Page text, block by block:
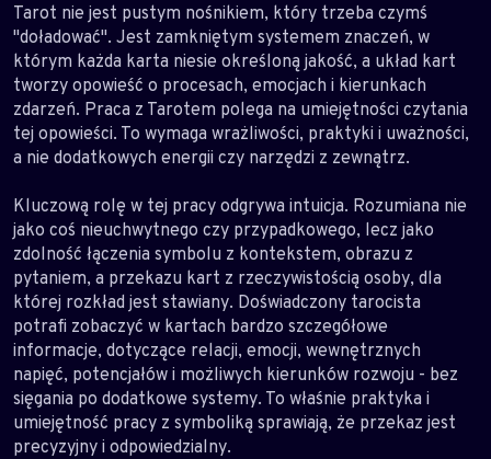
Tarot nie jest pustym nośnikiem, który trzeba czymś
"doładować". Jest zamkniętym systemem znaczeń, w
którym każda karta niesie określoną jakość, a układ kart
tworzy opowieść o procesach, emocjach i kierunkach
zdarzeń. Praca z Tarotem polega na umiejętności czytania
tej opowieści. To wymaga wrażliwości, praktyki i uważności,
a nie dodatkowych energii czy narzędzi z zewnątrz.
Kluczową rolę w tej pracy odgrywa intuicja. Rozumiana nie
jako coś nieuchwytnego czy przypadkowego, lecz jako
zdolność łączenia symbolu z kontekstem, obrazu z
pytaniem, a przekazu kart z rzeczywistością osoby, dla
której rozkład jest stawiany. Doświadczony tarocista
potrafi zobaczyć w kartach bardzo szczegółowe
informacje, dotyczące relacji, emocji, wewnętrznych
napięć, potencjałów i możliwych kierunków rozwoju - bez
sięgania po dodatkowe systemy. To właśnie praktyka i
umiejętność pracy z symboliką sprawiają, że przekaz jest
precyzyjny i odpowiedzialny.